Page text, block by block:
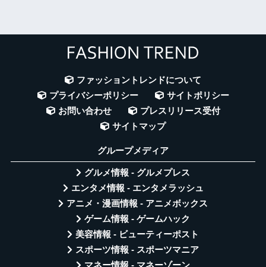
ファッショントレンドについて
プライバシーポリシー
サイトポリシー
お問い合わせ
プレスリリース受付
サイトマップ
グループメディア
グルメ情報 - グルメプレス
エンタメ情報 - エンタメラッシュ
アニメ・漫画情報 - アニメボックス
ゲーム情報 - ゲームハック
美容情報 - ビューティーポスト
スポーツ情報 - スポーツマニア
マネー情報 - マネーゾーン